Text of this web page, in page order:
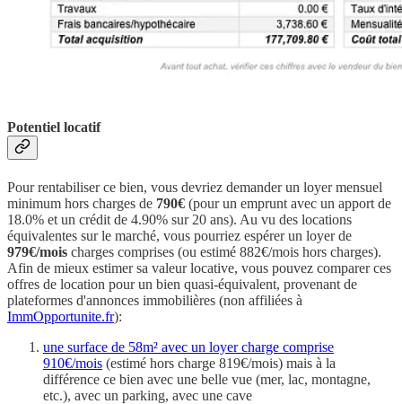
Potentiel locatif
Pour rentabiliser ce bien, vous devriez demander un loyer mensuel
minimum hors charges de 790€ (pour un emprunt avec un apport de
18.0% et un crédit de 4.90% sur 20 ans). Au vu des locations
équivalentes sur le marché, vous pourriez espérer un loyer de
979€/mois charges comprises (ou estimé 882€/mois hors charges).
Afin de mieux estimer sa valeur locative, vous pouvez comparer ces
offres de location pour un bien quasi-équivalent, provenant de
plateformes d'annonces immobilières (non affiliées à
ImmOpportunite.fr):
une surface de 58m² avec un loyer charge comprise
910€/mois (estimé hors charge 819€/mois) mais à la
différence ce bien avec une belle vue (mer, lac, montagne,
etc.), avec un parking, avec une cave